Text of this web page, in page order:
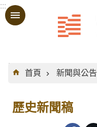
跳到主要內容區塊
:::
:::
首頁
新聞與公告
歷史新聞稿